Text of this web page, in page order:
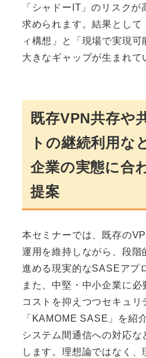
「シャドーIT」のリスク
求められます。結果として
ィ構想」と「現場で実現
大きなギャップが生まれて
既存VPN共存や
トの継続利用な
企業の実態に合
提案
本セミナーでは、既存の
運用を維持しながら、段階
進める現実的なSASEアプ
また、中堅・中小企業に必
コストを抑えつつセキュリ
「KAMOME SASE」を紹
システム間通信への対応
します。理想論ではなく、